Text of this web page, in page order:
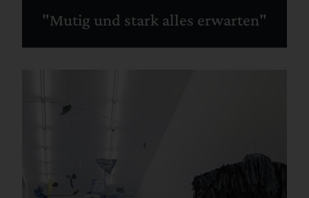
"Mutig und stark alles erwarten"